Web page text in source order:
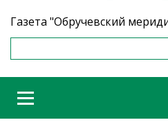
Газета "Обручевский